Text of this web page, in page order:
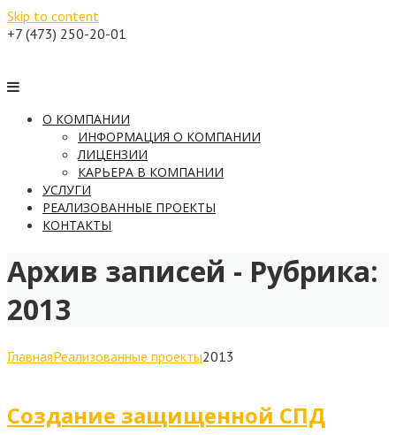
Skip to content
+7 (473) 250-20-01
О КОМПАНИИ
ИНФОРМАЦИЯ О КОМПАНИИ
ЛИЦЕНЗИИ
КАРЬЕРА В КОМПАНИИ
УСЛУГИ
РЕАЛИЗОВАННЫЕ ПРОЕКТЫ
КОНТАКТЫ
Архив записей - Рубрика:
2013
ГлавнаяРеализованные проекты2013
Создание защищенной СПД